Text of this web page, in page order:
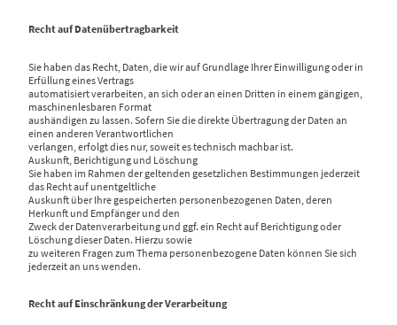
Recht auf Datenübertragbarkeit
Sie haben das Recht, Daten, die wir auf Grundlage Ihrer Einwilligung oder in
Erfüllung eines Vertrags
automatisiert verarbeiten, an sich oder an einen Dritten in einem gängigen,
maschinenlesbaren Format
aushändigen zu lassen. Sofern Sie die direkte Übertragung der Daten an
einen anderen Verantwortlichen
verlangen, erfolgt dies nur, soweit es technisch machbar ist.
Auskunft, Berichtigung und Löschung
Sie haben im Rahmen der geltenden gesetzlichen Bestimmungen jederzeit
das Recht auf unentgeltliche
Auskunft über Ihre gespeicherten personenbezogenen Daten, deren
Herkunft und Empfänger und den
Zweck der Datenverarbeitung und ggf. ein Recht auf Berichtigung oder
Löschung dieser Daten. Hierzu sowie
zu weiteren Fragen zum Thema personenbezogene Daten können Sie sich
jederzeit an uns wenden.
Recht auf Einschränkung der Verarbeitung